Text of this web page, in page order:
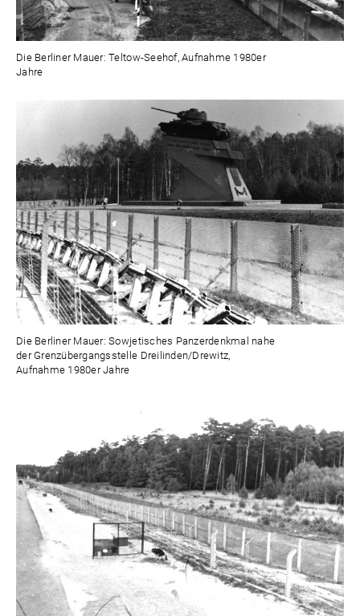
Die Berliner Mauer: Teltow-Seehof, Aufnahme 1980er
Jahre
Die Berliner Mauer: Sowjetisches Panzerdenkmal nahe
der Grenzübergangsstelle Dreilinden/Drewitz,
Aufnahme 1980er Jahre